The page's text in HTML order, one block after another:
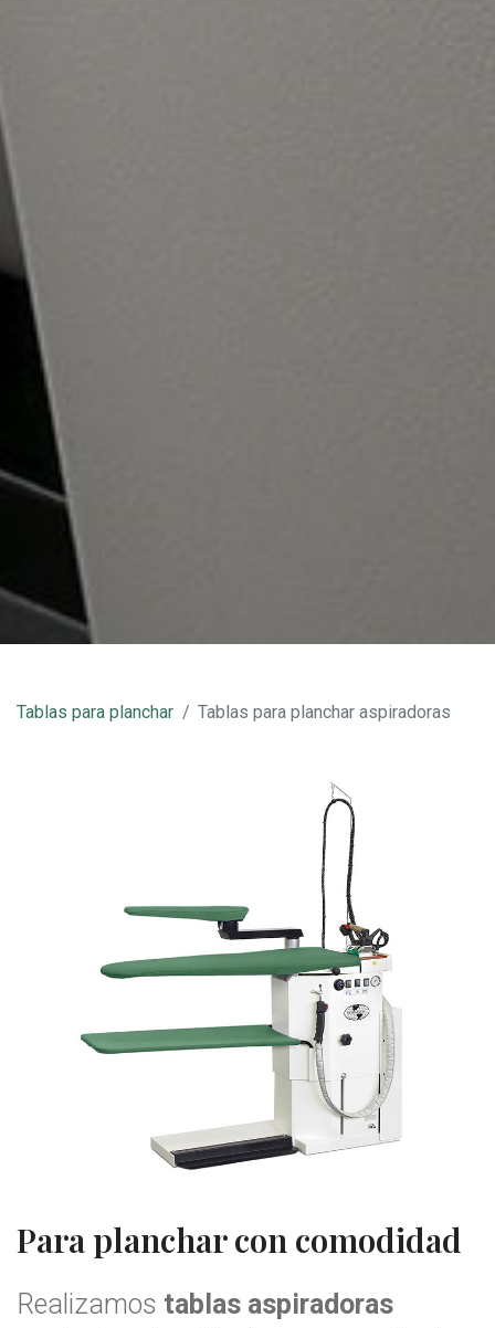
Tablas para planchar Tablas para planchar aspiradoras
Para planchar con comodidad
Realizamos tablas aspiradoras